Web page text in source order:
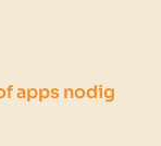
apps nodig